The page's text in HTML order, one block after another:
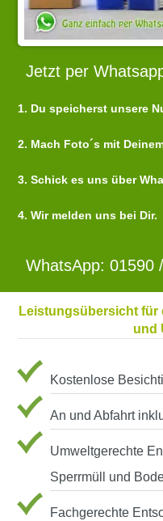
Jetzt per
1. Du speicherst unsere
2. Mach Foto´s mit
3. Schick es uns über
4. Wir melden uns bei Dir.
WhatsApp: 01590
Leistungsübersicht
und
Kostenlose
An und Abfahrt
Umweltgerechte
Sperrmüll und
Fachgerechte